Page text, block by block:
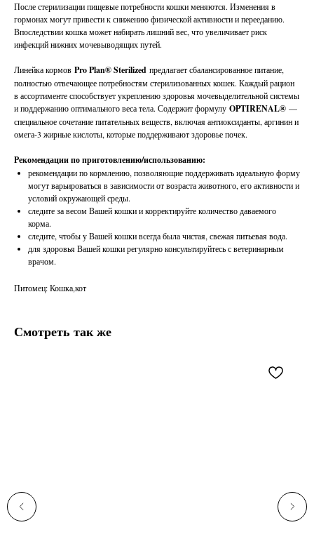
После стерилизации пищевые потребности кошки меняются. Изменения в
гормонах могут привести к снижению физической активности и перееданию.
Впоследствии кошка может набирать лишний вес, что увеличивает риск
инфекций нижних мочевыводящих путей.
Линейка кормов Pro Plan® Sterilized предлагает сбалансированное питание,
полностью отвечающее потребностям стерилизованных кошек. Каждый рацион
в ассортименте способствует укреплению здоровья мочевыделительной системы
и поддержанию оптимального веса тела. Содержит формулу OPTIRENAL® —
специальное сочетание питательных веществ, включая антиоксиданты, аргинин и
омега-3 жирные кислоты, которые поддерживают здоровье почек.
Рекомендации по приготовлению/использованию:
рекомендации по кормлению, позволяющие поддерживать идеальную форму
могут варьироваться в зависимости от возраста животного, его активности и
условий окружающей среды.
следите за весом Вашей кошки и корректируйте количество даваемого
корма.
следите, чтобы у Вашей кошки всегда была чистая, свежая питьевая вода.
для здоровья Вашей кошки регулярно консультируйтесь с ветеринарным
врачом.
Питомец: Кошка,кот
Смотреть так же